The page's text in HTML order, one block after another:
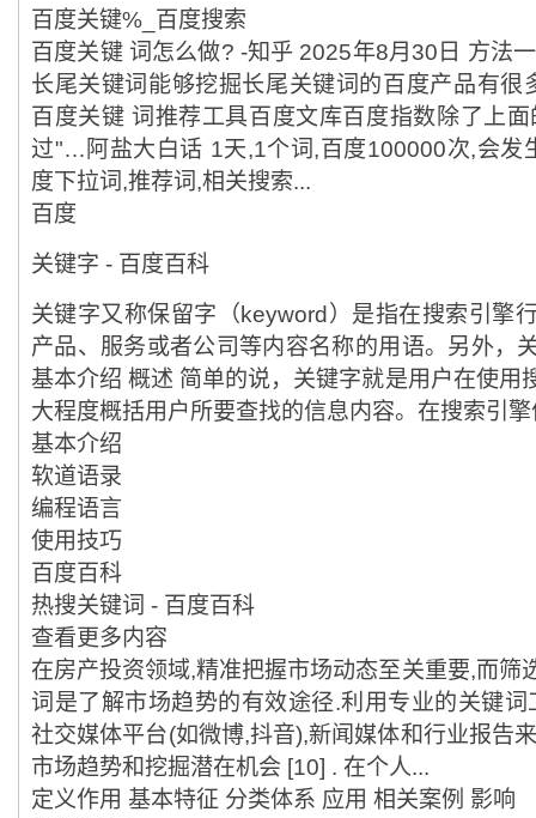
百度关键%_百度搜索
百度关键 词怎么做? -知乎 2025年8月30日 方法
长尾关键词能够挖掘长尾关键词的百度产品有很
百度关键 词推荐工具百度文库百度指数除了上
过"…阿盐大白话 1天,1个词,百度100000次,会发
度下拉词,推荐词,相关搜索...
百度
关键字 - 百度百科
关键字又称保留字（keyword）是指在搜索引擎
产品、服务或者公司等内容名称的用语。另外，
基本介绍 概述 简单的说，关键字就是用户在使用
大程度概括用户所要查找的信息内容。在搜索引
基本介绍
软道语录
编程语言
使用技巧
百度百科
热搜关键词 - 百度百科
查看更多内容
在房产投资领域,精准把握市场动态至关重要,而筛
词是了解市场趋势的有效途径.利用专业的关键
社交媒体平台(如微博,抖音),新闻媒体和行业报告
市场趋势和挖掘潜在机会 [10] . 在个人...
定义作用 基本特征 分类体系 应用 相关案例 影响